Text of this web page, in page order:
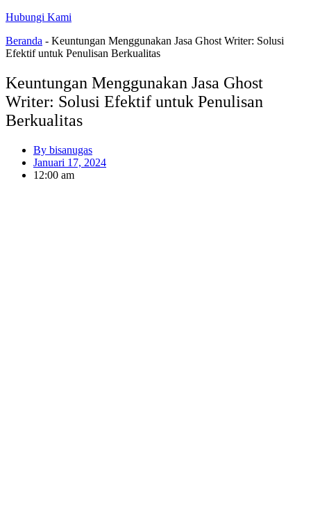
Hubungi Kami
Beranda - Keuntungan Menggunakan Jasa Ghost Writer: Solusi
Efektif untuk Penulisan Berkualitas
Keuntungan Menggunakan Jasa Ghost
Writer: Solusi Efektif untuk Penulisan
Berkualitas
By bisanugas
Januari 17, 2024
12:00 am